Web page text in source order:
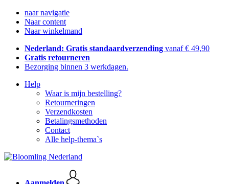
naar navigatie
Naar content
Naar winkelmand
Nederland: Gratis standaardverzending vanaf € 49,90
Gratis retourneren
Bezorging binnen 3 werkdagen.
Help
Waar is mijn bestelling?
Retourneringen
Verzendkosten
Betalingsmethoden
Contact
Alle help-thema`s